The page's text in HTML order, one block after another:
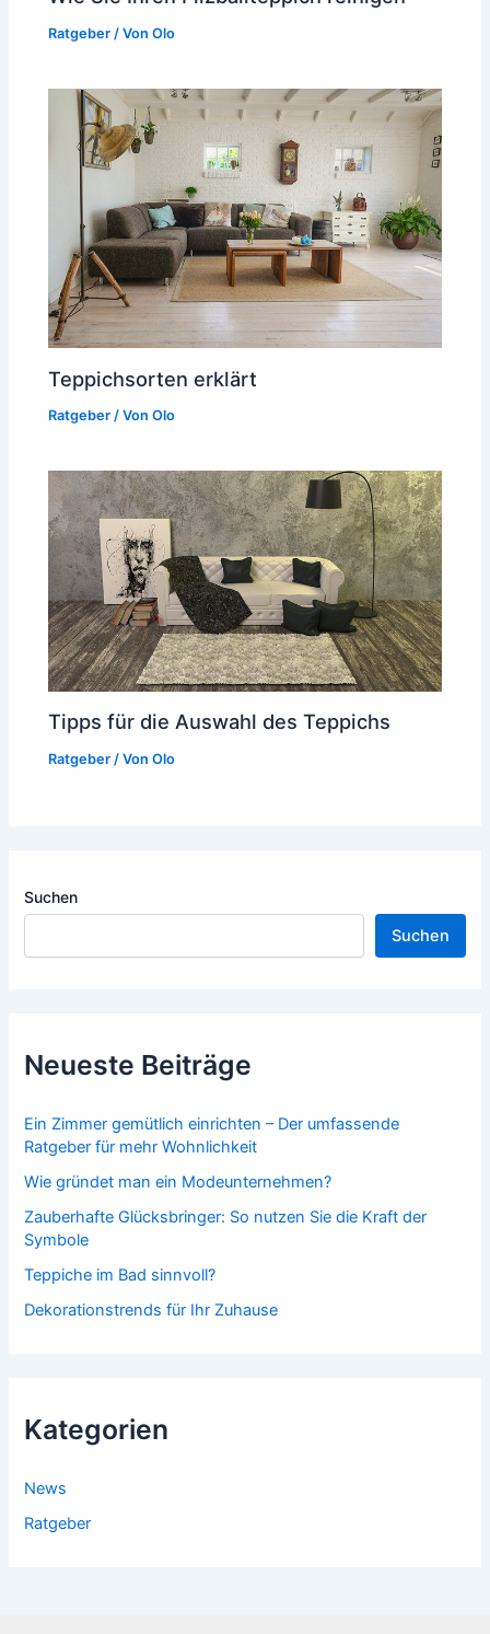
Ratgeber / VonOlo
Teppichsorten erklärt
Ratgeber / VonOlo
Tipps für die Auswahl des Teppichs
Ratgeber / VonOlo
Suchen
Suchen
Neueste Beiträge
Ein Zimmer gemütlich einrichten – Der umfassende
Ratgeber für mehr Wohnlichkeit
Wie gründet man ein Modeunternehmen?
Zauberhafte Glücksbringer: So nutzen Sie die Kraft der
Symbole
Teppiche im Bad sinnvoll?
Dekorationstrends für Ihr Zuhause
Kategorien
News
Ratgeber